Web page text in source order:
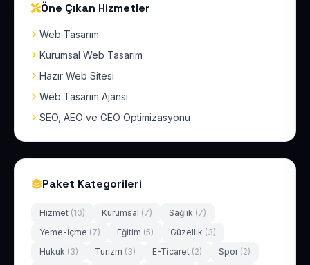
Öne Çıkan Hizmetler
Web Tasarım
Kurumsal Web Tasarım
Hazır Web Sitesi
Web Tasarım Ajansı
SEO, AEO ve GEO Optimizasyonu
Paket Kategorileri
Hizmet (10) Kurumsal (7) Sağlık (7)
Yeme-İçme (7) Eğitim (5) Güzellik (3)
Hukuk (3) Turizm (3) E-Ticaret (2) Spor (2)